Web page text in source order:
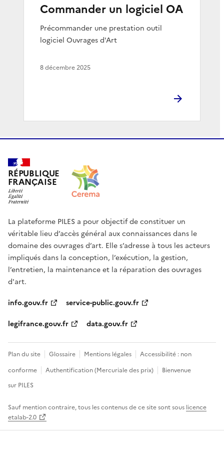
Commander un logiciel OA
Précommander une prestation outil
logiciel Ouvrages d'Art
8 décembre 2025
RÉPUBLIQUE
FRANÇAISE
La plateforme PILES a pour objectif de constituer un
véritable lieu d’accès général aux connaissances dans le
domaine des ouvrages d’art. Elle s’adresse à tous les acteurs
impliqués dans la conception, l’exécution, la gestion,
l’entretien, la maintenance et la réparation des ouvrages
d'art.
info.gouv.fr
service-public.gouv.fr
legifrance.gouv.fr
data.gouv.fr
Plan du site Glossaire Mentions légales
Accessibilité : non
conforme
Authentification (Mercuriale des prix)
Bienvenue
sur PILES
Sauf mention contraire, tous les contenus de ce site sont sous licence
etalab-2.0